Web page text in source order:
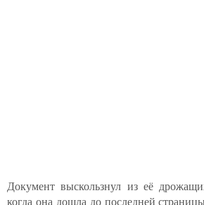
Документ выскользнул из её
когда она дошла до последней